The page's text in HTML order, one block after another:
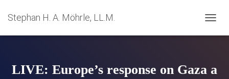
Stephan H. A. Möhrle, LL.M.
A
A
LIVE: Europe’s response on Gaza a